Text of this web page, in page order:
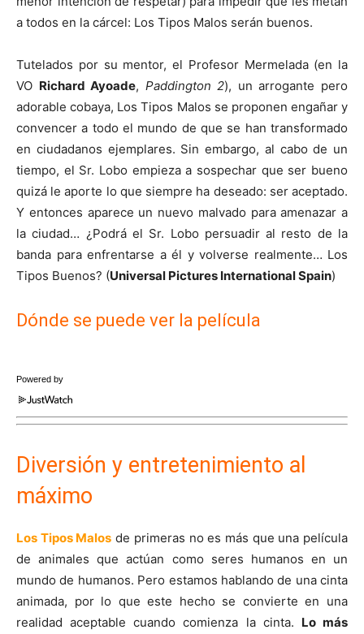
a todos en la cárcel: Los Tipos Malos serán buenos.
Tutelados por su mentor, el Profesor Mermelada (en la
VO Richard Ayoade, Paddington 2), un arrogante pero
adorable cobaya, Los Tipos Malos se proponen engañar y
convencer a todo el mundo de que se han transformado
en ciudadanos ejemplares. Sin embargo, al cabo de un
tiempo, el Sr. Lobo empieza a sospechar que ser bueno
quizá le aporte lo que siempre ha deseado: ser aceptado.
Y entonces aparece un nuevo malvado para amenazar a
la ciudad… ¿Podrá el Sr. Lobo persuadir al resto de la
banda para enfrentarse a él y volverse realmente… Los
Tipos Buenos? (Universal Pictures International Spain)
Dónde se puede ver la película
Powered by
Diversión y entretenimiento al
máximo
Los Tipos Malos de primeras no es más que una película
de animales que actúan como seres humanos en un
mundo de humanos. Pero estamos hablando de una cinta
animada, por lo que este hecho se convierte en una
realidad aceptable cuando comienza la cinta. Lo más